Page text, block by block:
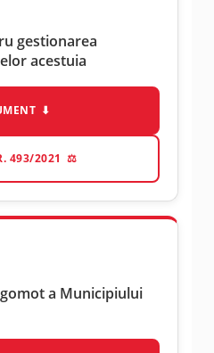
gestionarea
acestuia
493/2021
a Municipiului